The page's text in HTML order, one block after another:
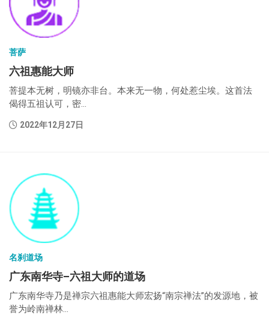
菩萨
六祖惠能大师
菩提本无树，明镜亦非台。本来无一物，何处惹尘埃。这首法
偈得五祖认可，密...
2022年12月27日
名刹道场
广东南华寺–六祖大师的道场
广东南华寺乃是禅宗六祖惠能大师宏扬“南宗禅法”的发源地，被
誉为岭南禅林...